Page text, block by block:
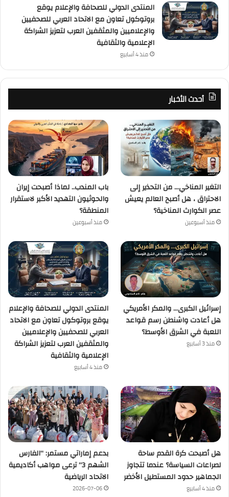
المنتدى الدولي للصحافة والإعلام يوقع
بروتوكول تعاون مع الاتحاد العربي للصحفيين
والإعلاميين والمثقفين العرب لتعزيز الشراكة
الإعلامية والثقافية
منذ 4 أسابيع
أحدث الأخبار
التغير المناخي… من التحذير إلى
الاحتراق ، هل أصبح العالم يعيش
عصر الكوارث المناخية؟
منذ أسبوعين
باب المندب.. لماذا أصبحت إيران
والحوثيون التهديد الأكبر لاستقرار
المنطقة؟
منذ أسبوعين
إسرائيل الكبرى… والمكر الأمريكي
هل أعادت واشنطن رسم قواعد
اللعبة في الشرق الأوسط؟
منذ 3 أسابيع
المنتدى الدولي للصحافة والإعلام
يوقع بروتوكول تعاون مع الاتحاد
العربي للصحفيين والإعلاميين
والمثقفين العرب لتعزيز الشراكة
الإعلامية والثقافية
منذ 4 أسابيع
هل أصبحت كرة القدم ساحة
لصراعات السياسة؟ عندما تتجاوز
الجماهير حدود المستطيل الأخضر
منذ 4 أسابيع
بدعم إماراتي مستمر: “الفارس
الشهم 3” ترعى مواهب أكاديمية
الاتحاد الرياضية
2026-07-06